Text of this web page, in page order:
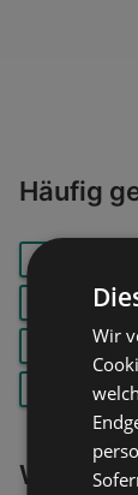
Häufig
RYOBI
STEAK
Wir